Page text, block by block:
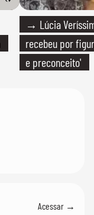
→ Lúcia
recebeu por
e preconceito'
Acessar →